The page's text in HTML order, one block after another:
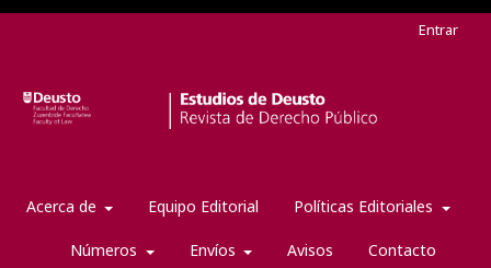
Acerca de Equipo Editorial Políticas Editoriales
Números Envíos Avisos Contacto
Entrar